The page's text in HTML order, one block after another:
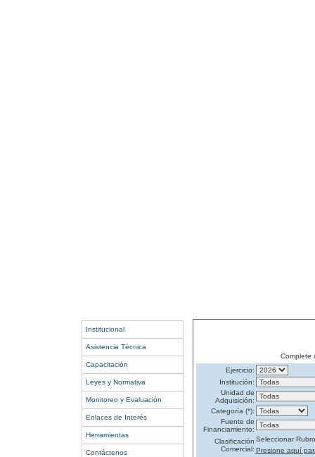
Institucional
Asistencia Técnica
Capacitación
Leyes y Normativa
Monitoreo y Evaluación
Enlaces de Interés
Herramientas
Contáctenos
Complete
Ejercicio:
Institución:
Unidad de
Adquisición:
Categoría (*):
Fuente de
Financiamiento:
Clasificación
Comercial:
Seleccionar Rubro
Presione aquí